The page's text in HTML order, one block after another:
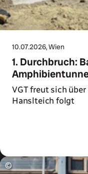
10.07.2026, Wien
1. Durchbruch:
VGT freut sich
Hanslteich folgt
©